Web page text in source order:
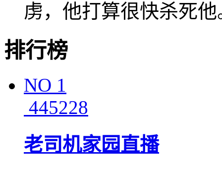
虏，他打算很快杀死他
排行榜
NO 1
445228
老司机家园直播